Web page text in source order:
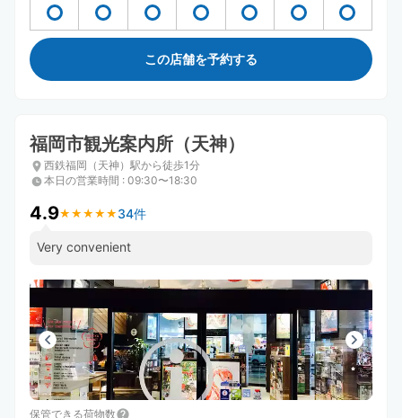
この店舗を予約する
福岡市観光案内所（天神）
西鉄福岡（天神）駅から徒歩1分
本日の営業時間 : 09:30〜18:30
4.9★ ★ ★ ★ ★
★ ★ ★ ★ ★ 34件
Very convenient
保管できる荷物数